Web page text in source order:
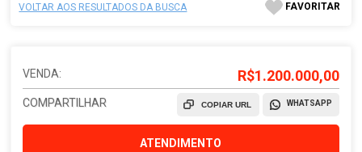
VOLTAR AOS RESULTADOS DA BUSCA FAVORITAR
VENDA: R$1.200.000,00
COMPARTILHAR WHATSAPP
COPIAR URL
ATENDIMENTO